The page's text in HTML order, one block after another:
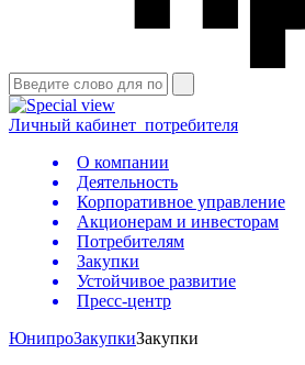
Личный кабинет потребителя
О компании
Деятельность
Корпоративное управление
Акционерам и инвесторам
Потребителям
Закупки
Устойчивое развитие
Пресс-центр
ЮнипроЗакупкиЗакупки